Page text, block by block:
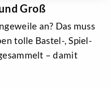
Groß
an? Das muss
tolle Bastel-, Spiel-
– damit